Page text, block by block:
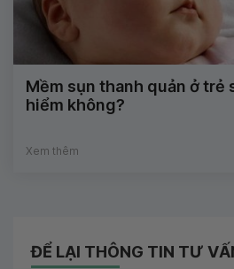
Mềm sụn thanh quản ở trẻ
hiểm không?
Xem thêm
ĐỂ LẠI THÔNG TIN TƯ